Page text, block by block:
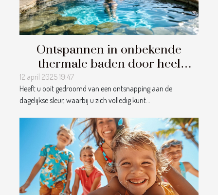
Ontspannen in onbekende
thermale baden door heel
Europa geheime hotspots voor
wellnessliefhebbers
12 april 2025 19:47
Heeft u ooit gedroomd van een ontsnapping aan de
dagelijkse sleur, waarbij u zich volledig kunt...